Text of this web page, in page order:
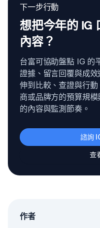
下一步行動
想把今年的 IG
內容？
台富可協助盤點 IG 的
證據、留言回覆與成
伸到比較、查證與行
商或品牌方的預算規
的內容與監測節奏。
諮詢
查
作者